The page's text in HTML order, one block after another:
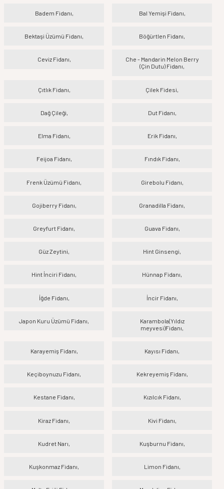
Badem Fidanı, Bal Yemişi Fidanı,
Bektaşi Üzümü Fidanı, Böğürtlen Fidanı,
Ceviz Fidanı,
Che - Mandarin Melon Berry
(Çin Dutu) Fidanı,
Çıtlık Fidanı, Çilek Fidesi,
Dağ Çileği, Dut Fidanı,
Elma Fidanı, Erik Fidanı,
Feijoa Fidanı, Fındık Fidanı,
Frenk Üzümü Fidanı, Girebolu Fidanı,
Gojiberry Fidanı, Granadilla Fidanı,
Greyfurt Fidanı, Guava Fidanı,
Güz Zeytini, Hint Ginsengi,
Hint İnciri Fidanı, Hünnap Fidanı,
İğde Fidanı, İncir Fidanı,
Japon Kuru Üzümü Fidanı,
Karambola(Yıldız
meyvesi)Fidanı,
Karayemiş Fidanı, Kayısı Fidanı,
Keçiboynuzu Fidanı, Kekreyemiş Fidanı,
Kestane Fidanı, Kızılcık Fidanı,
Kiraz Fidanı, Kivi Fidanı,
Kudret Narı, Kuşburnu Fidanı,
Kuşkonmaz Fidanı, Limon Fidanı,